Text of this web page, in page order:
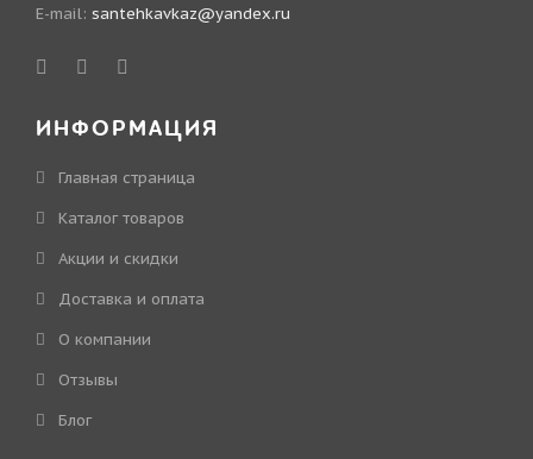
E-mail: santehkavkaz@yandex.ru
ИНФОРМАЦИЯ
Главная страница
Каталог товаров
Акции и скидки
Доставка и оплата
О компании
Отзывы
Блог